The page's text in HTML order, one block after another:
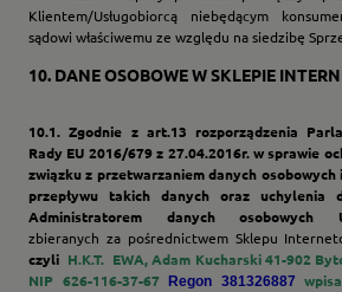
Klientem/Usługobiorcą niebędącym
sądowi właściwemu ze względu na siedzibę
10. DANE OSOBOWE W SKLEPIE
10.1. Zgodnie z art.13 rozporządzenia
Rady EU 2016/679 z 27.04.2016r. w sprawie
związku z przetwarzaniem danych osobowych
przepływu takich danych oraz uchylenia
Administratorem danych osobowych
zbieranych za pośrednictwem Sklepu
czyli H.K.T. EWA, Adam Kucharski 41-902
NIP 626-116-37-67Regon 381326887